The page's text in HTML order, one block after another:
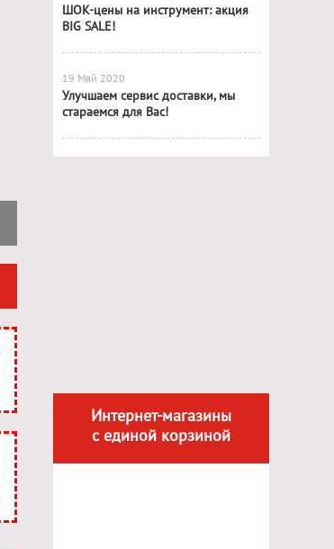
ШОК-цены на инструмент: акция
BIG SALE!
19 Май 2020
Улучшаем сервис доставки, мы
стараемся для Вас!
Интернет-магазины
с единой корзиной